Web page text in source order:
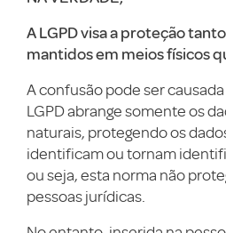
A LGPD visa a proteção
mantidos em meios físicos
A confusão pode ser
LGPD abrange somente os
naturais, protegendo os
identificam ou tornam
ou seja, esta norma não
pessoas jurídicas.